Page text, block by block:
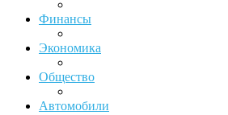
Финансы
Экономика
Общество
Автомобили